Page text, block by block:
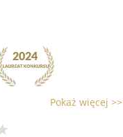
Pokaż więcej >>